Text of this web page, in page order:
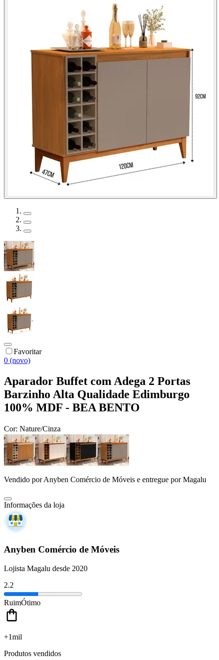
Favoritar
0 (novo)
Aparador Buffet com Adega 2 Portas
Barzinho Alta Qualidade Edimburgo
100% MDF - BEA BENTO
Cor: ㅤNature/Cinza
Vendido porAnyben Comércio de Móveis e entregue por Magalu
Informações da loja
Anyben Comércio de Móveis
Lojista Magalu desde 2020
2.2
RuimÓtimo
+1mil
Produtos vendidos